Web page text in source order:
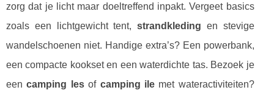
zorg dat je licht maar doeltreffend inpakt. Vergeet basics
zoals een lichtgewicht tent,strandkleding en stevige
wandelschoenen niet. Handige extra’s? Een powerbank,
een compacte kookset en een waterdichte tas. Bezoek je
eencamping lesof camping ilemet wateractiviteiten?